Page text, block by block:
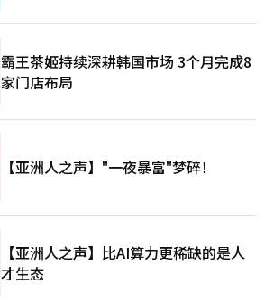
霸王茶姬持续深耕韩国市场 3个月完成8
家门店布局
【亚洲人之声】"一夜暴富"梦碎！
【亚洲人之声】比AI算力更稀缺的是人
才生态